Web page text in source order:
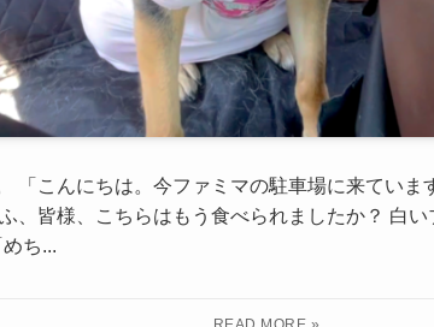
「こんにちは。今ファミマの駐車場に来ていま
、皆様、こちらはもう食べられましたか？ 白
ち...